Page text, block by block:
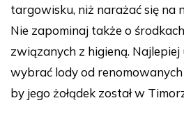
targowisku, niż narażać się na
Nie zapominaj także o
związanych z higieną.
wybrać lody od renomowanych
by jego żołądek został w